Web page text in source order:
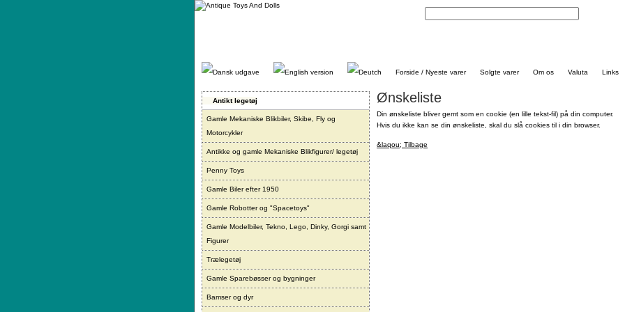
Gå
Forside / Nyeste varer Solgte varer Om os Valuta Links
Antikt legetøj
Gamle Mekaniske Blikbiler, Skibe, Fly og
Motorcykler
Antikke og gamle Mekaniske Blikfigurer/ legetøj
Penny Toys
Gamle Biler efter 1950
Gamle Robotter og "Spacetoys"
Gamle Modelbiler, Tekno, Lego, Dinky, Gorgi samt
Figurer
Trælegetøj
Gamle Sparebøsser og bygninger
Bamser og dyr
Ønskeliste
Din ønskeliste bliver gemt som en cookie (en lille tekst-fil) på din computer.
Hvis du ikke kan se din ønskeliste, skal du slå cookies til i din browser.
&laqou; Tilbage